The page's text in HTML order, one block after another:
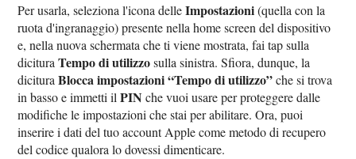
Per usarla, seleziona l'icona delleImpostazioni(quella con la
ruota d'ingranaggio) presente nella home screen del dispositivo
e, nella nuova schermata che ti viene mostrata, fai tap sulla
dicituraTempo di utilizzosulla sinistra. Sfiora, dunque, la
dicituraBlocca impostazioni “Tempo di utilizzo”che si trova
in basso e immetti ilPIN che vuoi usare per proteggere dalle
modifiche le impostazioni che stai per abilitare. Ora, puoi
inserire i dati del tuo account Apple come metodo di recupero
del codice qualora lo dovessi dimenticare.